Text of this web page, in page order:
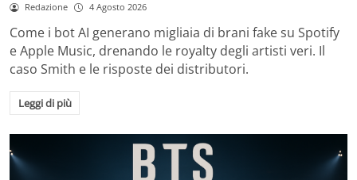
Redazione 4 Agosto 2026
Come i bot AI generano migliaia di brani fake su Spotify
e Apple Music, drenando le royalty degli artisti veri. Il
caso Smith e le risposte dei distributori.
Leggi di più